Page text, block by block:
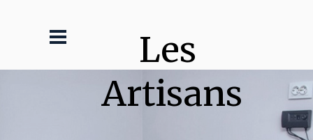
Les
Artisans